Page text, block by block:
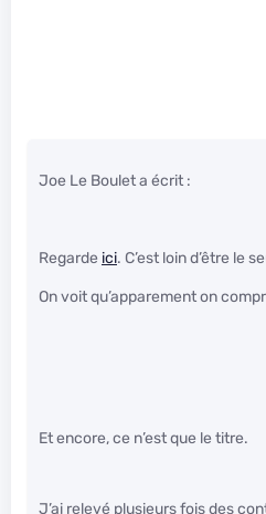
Joe Le Boulet a écrit :
Regarde ici. C’est loin d’être le
On voit qu’apparement on
Et encore, ce n’est que le titre.
J’ai relevé plusieurs fois des